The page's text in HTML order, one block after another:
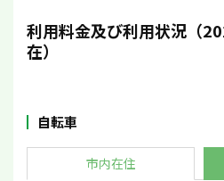
利用料金及び利用状況（
在）
自転車
市内在住